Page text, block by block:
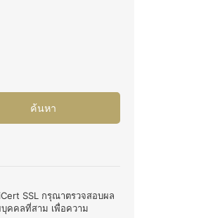
ค้นหา
SSL กรุณาตรวจสอบผล
บุคคลที่สาม เพื่อความ